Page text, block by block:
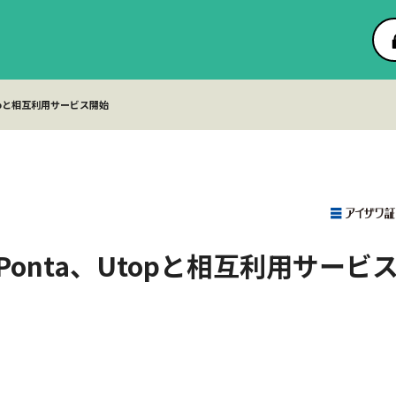
互利用サービス開始
、Utopと相互利用サービ